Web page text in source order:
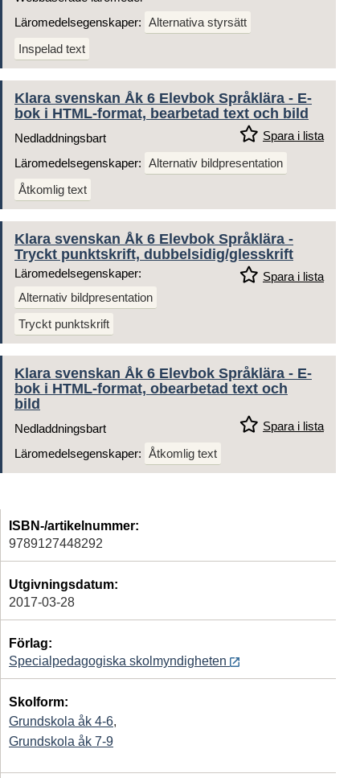
Läromedelsegenskaper: Alternativa styrsätt
Inspelad text
Klara svenskan Åk 6 Elevbok Språklära - E-
bok i HTML-format, bearbetad text och bild
Spara i lista
Nedladdningsbart
Läromedelsegenskaper: Alternativ bildpresentation
Åtkomlig text
Klara svenskan Åk 6 Elevbok Språklära -
Tryckt punktskrift, dubbelsidig/glesskrift
Spara i lista
Läromedelsegenskaper:
Alternativ bildpresentation
Tryckt punktskrift
Klara svenskan Åk 6 Elevbok Språklära - E-
bok i HTML-format, obearbetad text och
bild
Spara i lista
Nedladdningsbart
Läromedelsegenskaper: Åtkomlig text
ISBN-/artikelnummer:
9789127448292
Utgivningsdatum:
2017-03-28
Förlag:
Specialpedagogiska skolmyndigheten
Skolform:
Grundskola åk 4-6,
Grundskola åk 7-9